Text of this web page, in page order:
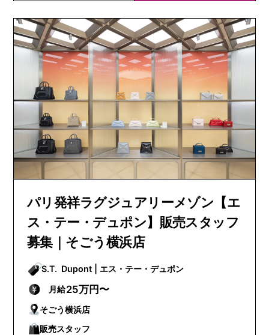
パリ発祥ラグジュアリーメゾン【エ
ス・テー・デュポン】販売スタッフ
募集｜そごう横浜店
S.T. Dupont | エス・テー・デュポン
月給25万円〜
そごう横浜店
販売スタッフ